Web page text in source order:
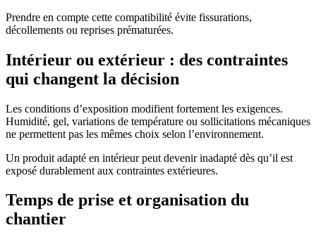
Prendre en compte cette compatibilité évite fissurations,
décollements ou reprises prématurées.
Intérieur ou extérieur : des contraintes
qui changent la décision
Les conditions d’exposition modifient fortement les exigences.
Humidité, gel, variations de température ou sollicitations mécaniques
ne permettent pas les mêmes choix selon l’environnement.
Un produit adapté en intérieur peut devenir inadapté dès qu’il est
exposé durablement aux contraintes extérieures.
Temps de prise et organisation du
chantier